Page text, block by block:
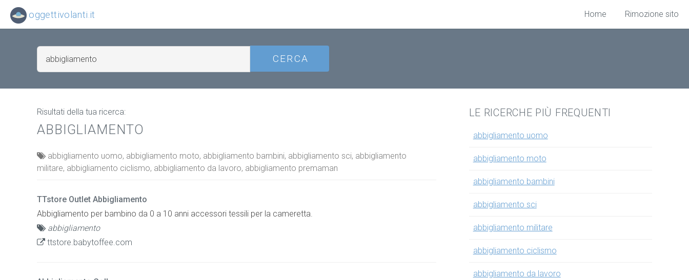
Risultati della tua ricerca:
ABBIGLIAMENTO
abbigliamento uomo, abbigliamento moto, abbigliamento bambini, abbigliamento sci, abbigliamento
militare, abbigliamento ciclismo, abbigliamento da lavoro, abbigliamento premaman
TTstore Outlet Abbigliamento
Abbigliamento per bambino da 0 a 10 anni accessori tessili per la cameretta.
abbigliamento
ttstore.babytoffee.com
LE RICERCHE PIÙ FREQUENTI
abbigliamento uomo
abbigliamento moto
abbigliamento bambini
abbigliamento sci
abbigliamento militare
abbigliamento ciclismo
abbigliamento da lavoro
oggettivolanti.it Home Rimozione sito